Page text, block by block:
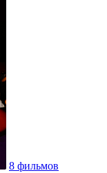
8 фильмов